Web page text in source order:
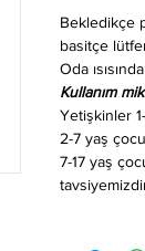
Bekledikçe
basitçe
Oda
Kullanım
Yetişkinler 1-
2-7 yaş
7-17 yaş